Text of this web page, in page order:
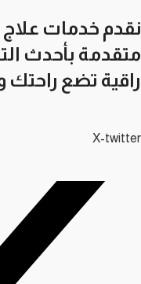
نقدم خدمات
متقدمة بأحدث
راقية تضع راحتك
X-twitter